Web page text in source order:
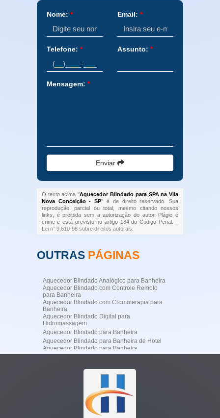
Nome: * Email: *
Telefone: * Assunto: *
Mensagem: *
Enviar
O texto acima "Aquecedor Blindado para SPA na Vila
Nova Conceição - SP" é de direito reservado. Sua
reprodução, parcial ou total, mesmo citando nossos
links, é proibida sem a autorização do autor. Plágio é
crime e está previsto no artigo 184 do Código Penal. –
Lei n° 9.610-98 sobre direitos autorais
OUTRAS PÁGINAS
Aquecedor Blindado Analógico para Banheira
Aquecedor Blindado com Controle Remoto
para Banheira
Aquecedor Blindado com Cromoterapia para
Banheira
Aquecedor Blindado Digital para
Hidromassagem
Aquecedor Blindado para Banheira
Aquecedor Blindado para Banheira de Hotel
Aquecedor Blindado para Banheira
Profissional
Residencial de Luxo
Aquecedor Blindado para SPA
Aquecedor de Água para Jacuzzi
Aquecedor de Jacuzzi
Aquecedor Digital para Banheira de